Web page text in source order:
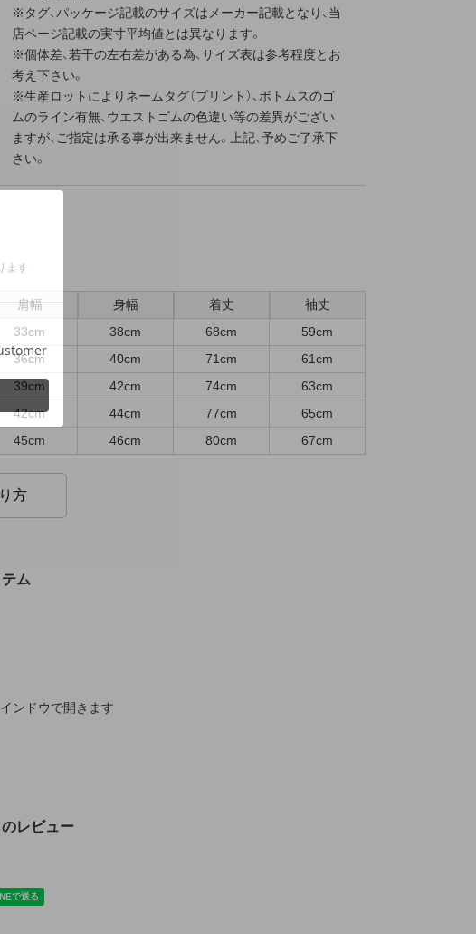
※タグ、パッケージ記載のサイズはメーカー記載となり、当
店ページ記載の実寸平均値とは異なります。
※個体差、若干の左右差がある為、サイズ表は参考程度とお
考え下さい。
※生産ロットによりネームタグ（プリント）、ボトムスのゴ
ムのライン有無、ウエストゴムの色違い等の差異がござい
ますが、ご指定は承る事が出来ません。上記、予めご了承下
さい。
ます
肩幅 身幅 着丈
袖丈
33cm 38cm 68cm
59cm
36cm 40cm 71cm
61cm
39cm 42cm 74cm
63cm
42cm 44cm 77cm
65cm
45cm 46cm 80cm 67cm
方
ム
ンドウで開きます
レビュー